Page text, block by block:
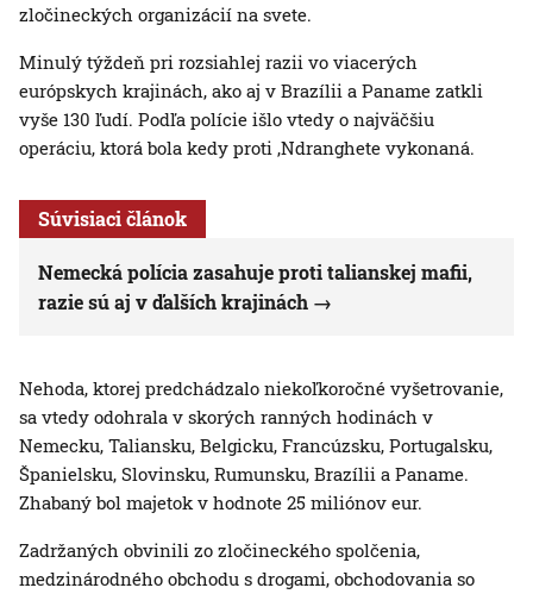
zločineckých organizácií na svete.
Minulý týždeň pri rozsiahlej razii vo viacerých
európskych krajinách, ako aj v Brazílii a Paname zatkli
vyše 130 ľudí. Podľa polície išlo vtedy o najväčšiu
operáciu, ktorá bola kedy proti ‚Ndranghete vykonaná.
Súvisiaci článok
Nemecká polícia zasahuje proti talianskej mafii,
razie sú aj v ďalších krajinách
Nehoda, ktorej predchádzalo niekoľkoročné vyšetrovanie,
sa vtedy odohrala v skorých ranných hodinách v
Nemecku, Taliansku, Belgicku, Francúzsku, Portugalsku,
Španielsku, Slovinsku, Rumunsku, Brazílii a Paname.
Zhabaný bol majetok v hodnote 25 miliónov eur.
Zadržaných obvinili zo zločineckého spolčenia,
medzinárodného obchodu s drogami, obchodovania so